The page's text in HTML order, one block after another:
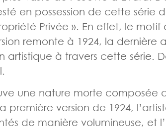
en possession de cette série
Privée ». En effet, le
remonte à 1924, la dernière
artistique à travers cette série.
une nature morte composée
première version de 1924,
de manière volumineuse, et